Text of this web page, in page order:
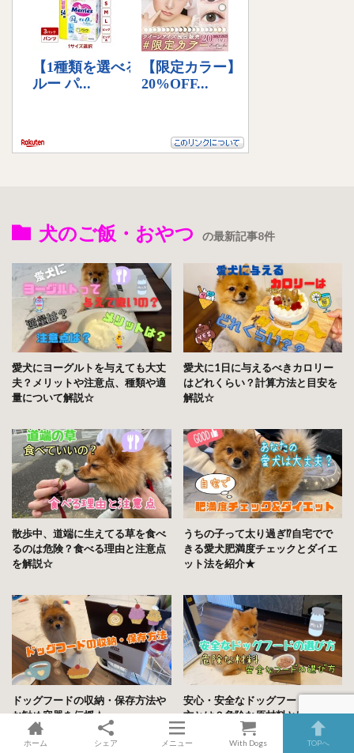
犬のご飯・おやつ の最新記事8件
愛犬にヨーグルトを与えても大丈
夫？メリットや注意点、種類や適
量について解説☆
愛犬に1日に与えるべきカロリー
はどれくらい？計算方法と目安を
解説☆
散歩中、道端に生えてる草を食べ
るのは危険？食べる理由と注意点
を解説☆
うちの子って太り過ぎ⁉︎自宅でで
きる愛犬肥満度チェックとダイエ
ット法を紹介★
ドッグフードの収納・保存方法や
お勧め容器を伝授☆
安心・安全なドッグフードの選び
方とは？危険な原材料と安全なフ
ードの見分け方を解説☆
ホーム シェア メニュー With Dogs TOPへ